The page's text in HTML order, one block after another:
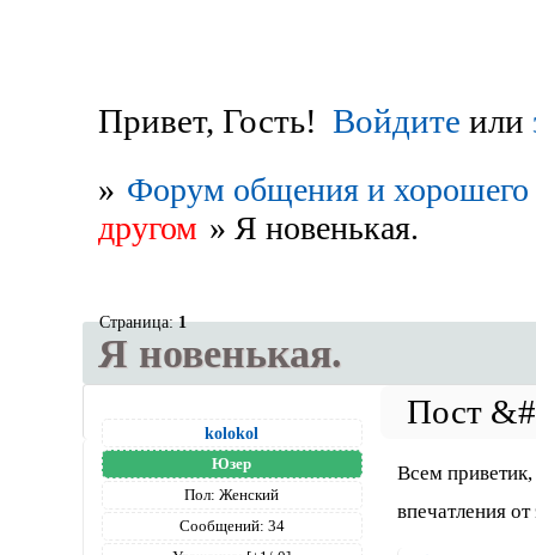
Привет, Гость! Войдите или
» Форум общения и хорошего
другом » ​Я новенькая.
​Я новенькая.
Страница:1
kolokol
Юзер
Пол: Женский
Сообщений: 34
Всем
впечатления